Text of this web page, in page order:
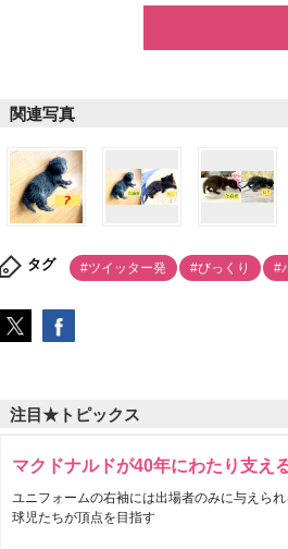
関連写真
タグ #ツイッター発 #びっくり #
注目★トピックス
マクドナルドが40年にわたり支え
ユニフォームの右袖には出場者のみに与えら
球児たちが頂点を目指す